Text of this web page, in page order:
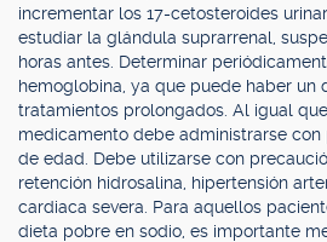
incrementar los 17-cetosteroides
estudiar la glándula suprarrenal,
horas antes. Determinar
hemoglobina, ya que puede haber un
tratamientos prolongados. Al igual
medicamento debe administrarse con
de edad. Debe utilizarse con
retención hidrosalina, hipertensión
cardiaca severa. Para aquellos
dieta pobre en sodio, es importante